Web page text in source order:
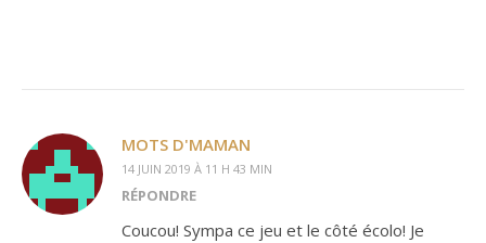
MOTS D'MAMAN
14 JUIN 2019 À 11 H 43 MIN
RÉPONDRE
Coucou! Sympa ce jeu et le côté écolo! Je